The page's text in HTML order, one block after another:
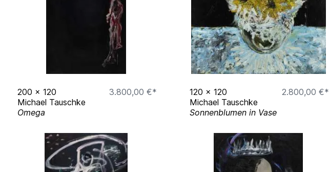
Werdegang
Stipendien
200 x 120
3.800,00 €*
Michael Tauschke
Omega
120 x 120
2.800,00 €*
Michael Tauschke
Sonnenblumen in Vase